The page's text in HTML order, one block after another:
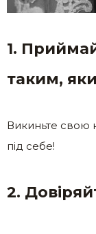
1.
таким,
Викиньте свою
під себе!
2.